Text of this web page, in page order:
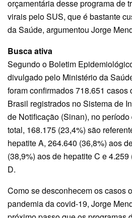
orçamentária desse programa de
virais pelo SUS, que é bastante
da Saúde, argumentou Jorge
Busca ativa
Segundo o Boletim
divulgado pelo Ministério da
foram confirmados 718.651 casos
Brasil registrados no Sistema de
de Notificação (Sinan), no
total, 168.175 (23,4%) são
hepatite A, 264.640 (36,8%) aos
(38,9%) aos de hepatite C e
D.
Como se desconhecem os casos
pandemia da covid-19, Jorge